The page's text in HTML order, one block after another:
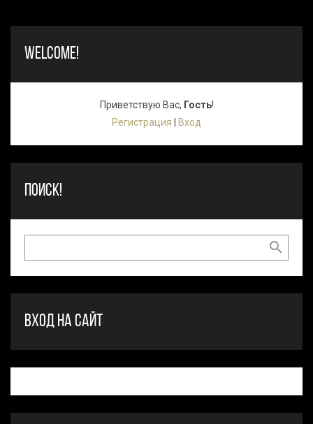
WELCOME!
Приветствую Вас, Гость!
Регистрация
Вход
ПОИСК!
ВХОД НА САЙТ